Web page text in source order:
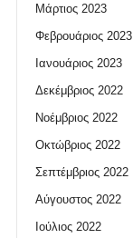
Μάρτιος 2023
Φεβρουάριος 2023
Ιανουάριος 2023
Δεκέμβριος 2022
Νοέμβριος 2022
Οκτώβριος 2022
Σεπτέμβριος 2022
Αύγουστος 2022
Ιούλιος 2022